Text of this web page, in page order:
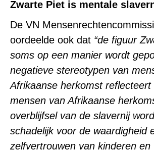
Zwarte Piet is mentale
De VN
oordeelde ook dat “de figuur
soms op een manier wordt
negatieve stereotypen van
Afrikaanse herkomst
mensen van Afrikaanse
overblijfsel van de slavernij
schadelijk voor de waardigheid
zelfvertrouwen van kinderen en